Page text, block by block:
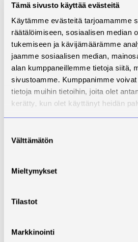
Tämä sivusto käyttää evästeitä
Käytämme evästeitä tarjoamamme
räätälöimiseen, sosiaalisen median
tukemiseen ja kävijämäärämme
jaamme sosiaalisen median,
alan kumppaneillemme tietoja siitä,
sivustoamme. Kumppanimme
tietoja muihin tietoihin, joita olet
kerätty, kun olet käyttänyt heidän
valinta
Välttämätön
Mieltymykset
Tilastot
Markkinointi
valtakunnallisen SAILA-verkoston
kuulustelumallin. Tiivistimme
Suomen ammattikorkeakoulujen
yhteistyötä. Lisäsimme
kulttuuritietoisuutta erilaisin
materiaalein ja koulutuksin.
Mitä muuttui ja miksi se on
Mikä parani tai mitä syntyi – ja
Suomessa jo oleskelevilla
laillistaa tutkintonsa Suomessa.
näkökulmasta tämä on tärkeä
minimoimisessa. Kieli- ja
pätevöitymismallit voivat olla